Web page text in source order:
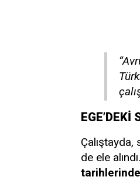
de ele alındı.